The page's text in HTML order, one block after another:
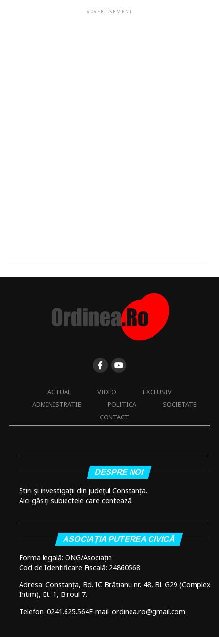
ADVERTISEMENT
ACTUAL VIDEO
EXCLUSIV
ADMINISTRATIE
POLITICA
SOCIETATE
CONTACT
DESPRE NOI
Știri și investigații din județul Constanța.
Aici găsiți subiectele care contează.
ASOCIAȚIA PUTEREA CIVICĂ
Forma legală: ONG/Asociație
Cod de Identificare Fiscală: 24860568
Adresa: Constanța, Bd. IC Brătianu nr. 48, Bl. G29 (Complex
Intim), Et. 1, Biroul 7.
Telefon: 0241.625.564E-mail: ordinea.ro@gmail.com